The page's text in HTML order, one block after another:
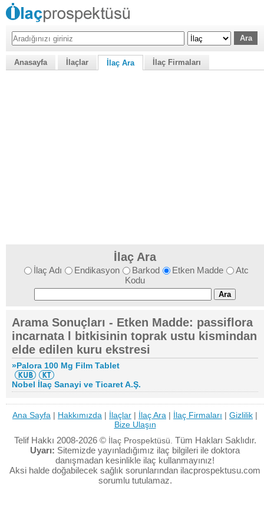
Anasayfa İlaçlar İlaç Ara İlaç Firmaları
İlaç Ara
İlaç Adı Endikasyon Barkod Etken Madde
Atc
Kodu
Arama Sonuçları - Etken Madde: passiflora
incarnata l bitkisinin toprak ustu kismindan
elde edilen kuru ekstresi
»Palora 100 Mg Film Tablet
Nobel İlaç Sanayi ve Ticaret A.Ş.
Ana Sayfa | Hakkımızda | İlaçlar | İlaç Ara | İlaç Firmaları | Gizlilik |
Bize Ulaşın
Telif Hakkı 2008-2026 © İlaç Prospektüsü. Tüm Hakları Saklıdır.
Uyarı: Sitemizde yayınladığımız ilaç bilgileri ile doktora
danışmadan kesinlikle ilaç kullanmayınız!
Aksi halde doğabilecek sağlık sorunlarından ilacprospektusu.com
sorumlu tutulamaz.